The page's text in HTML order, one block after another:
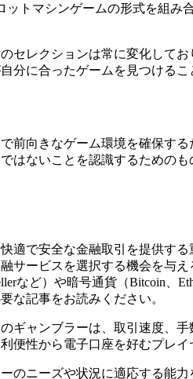
ットマシンゲームの形式を組
セレクションは常に変化して
分に合ったゲームを見つけるこ
前向きなゲーム環境を確保す
はないことを認識するための
適で安全な金融取引を提供す
サービスを選択する機会を与
など）や暗号通貨（Bitcoin
な記事をお読みください。
ギャンブラーは、取引速度、
便性から電子口座を好むプレ
のニーズや状況に適応する能